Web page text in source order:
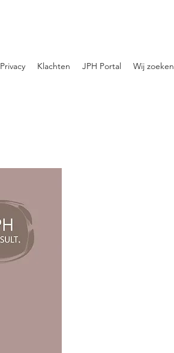
Privacy Klachten JPH Portal Wij zoeken